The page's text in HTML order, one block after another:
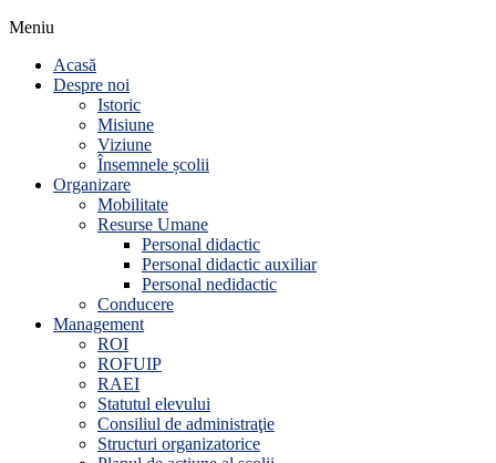
Meniu
Acasă
Despre noi
Istoric
Misiune
Viziune
Însemnele școlii
Organizare
Mobilitate
Resurse Umane
Personal didactic
Personal didactic auxiliar
Personal nedidactic
Conducere
Management
ROI
ROFUIP
RAEI
Statutul elevului
Consiliul de administraţie
Structuri organizatorice